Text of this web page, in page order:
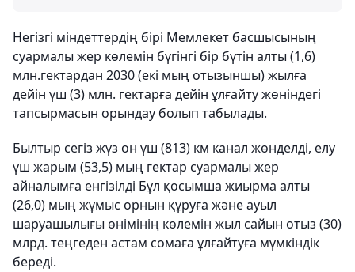
Негізгі міндеттердің бірі Мемлекет басшысының
суармалы жер көлемін бүгінгі бір бүтін алты (1,6)
млн.гектардан 2030 (екі мың отызыншы) жылға
дейін үш (3) млн. гектарға дейін ұлғайту жөніндегі
тапсырмасын орындау болып табылады.
Былтыр сегіз жүз он үш (813) км канал жөнделді, елу
үш жарым (53,5) мың гектар суармалы жер
айналымға енгізілді Бұл қосымша жиырма алты
(26,0) мың жұмыс орнын құруға және ауыл
шаруашылығы өнімінің көлемін жыл сайын отыз (30)
млрд. теңгеден астам сомаға ұлғайтуға мүмкіндік
береді.